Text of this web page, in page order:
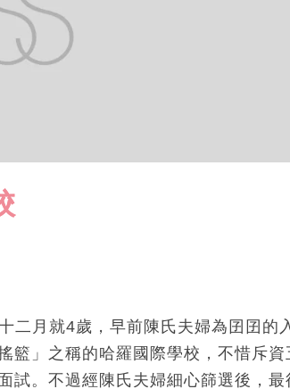
二月就4歲，早前陳氏夫婦為囝囝的
籃」之稱的哈羅國際學校，不惜斥資
試。不過經陳氏夫婦細心篩選後，最